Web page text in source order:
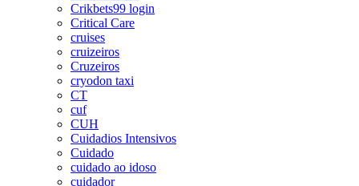
Crikbets99 login
Critical Care
cruises
cruizeiros
Cruzeiros
cryodon taxi
CT
cuf
CUH
Cuidadios Intensivos
Cuidado
cuidado ao idoso
cuidador